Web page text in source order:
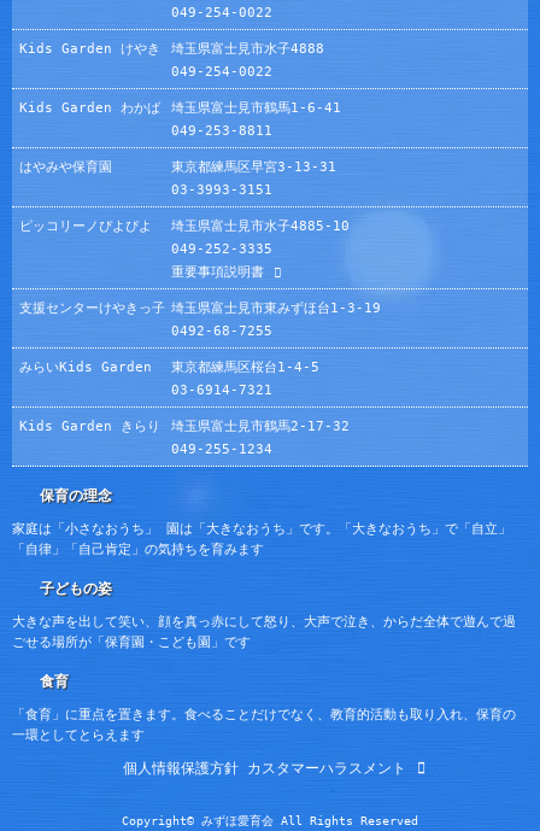
049-254-0022
Kids Garden けやき
埼玉県富士見市水子4888
049-254-0022
Kids Garden わかば
埼玉県富士見市鶴馬1-6-41
049-253-8811
はやみや保育園
東京都練馬区早宮3-13-31
03-3993-3151
ピッコリーノぴよぴよ
埼玉県富士見市水子4885-10
049-252-3335
重要事項説明書
支援センターけやきっ子 埼玉県富士見市東みずほ台1-3-19
0492-68-7255
みらいKids Garden
東京都練馬区桜台1-4-5
03-6914-7321
Kids Garden きらり
埼玉県富士見市鶴馬2-17-32
049-255-1234
保育の理念
家庭は「小さなおうち」 園は「大きなおうち」です。「大きなおうち」で「自立」
「自律」「自己肯定」の気持ちを育みます
子どもの姿
大きな声を出して笑い、顔を真っ赤にして怒り、大声で泣き、からだ全体で遊んで過
ごせる場所が「保育園・こども園」です
食育
「食育」に重点を置きます。食べることだけでなく、教育的活動も取り入れ、保育の
一環としてとらえます
個人情報保護方針 カスタマーハラスメント
Copyright© みずほ愛育会 All Rights Reserved